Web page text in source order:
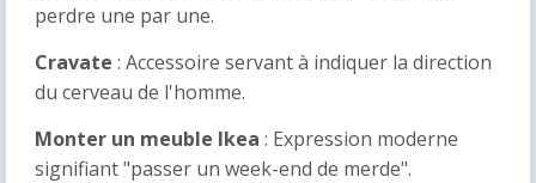
perdre une par une.
Cravate : Accessoire servant à indiquer la direction
du cerveau de l'homme.
Monter un meuble Ikea : Expression moderne
signifiant "passer un week-end de merde".